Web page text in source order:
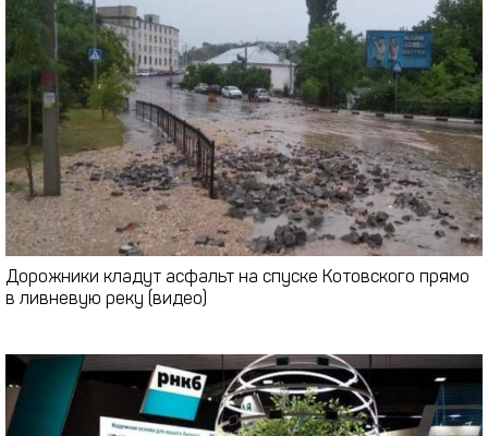
Дорожники кладут асфальт на спуске Котовского прямо
в ливневую реку (видео)